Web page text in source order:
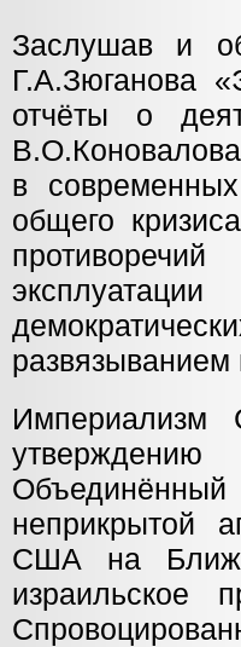
Заслушав и
Г.А.Зюганова
отчёты о
в
общего
развязыванием
Империализм
неприкрытой
США на
израильское